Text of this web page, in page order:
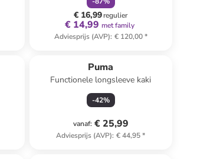
€ 16,99regulier
€ 14,99 met family
Adviesprijs (AVP): € 120,00*
Puma
Functionele longsleeve kaki
-42%
vanaf: € 25,99
Adviesprijs (AVP): € 44,95*